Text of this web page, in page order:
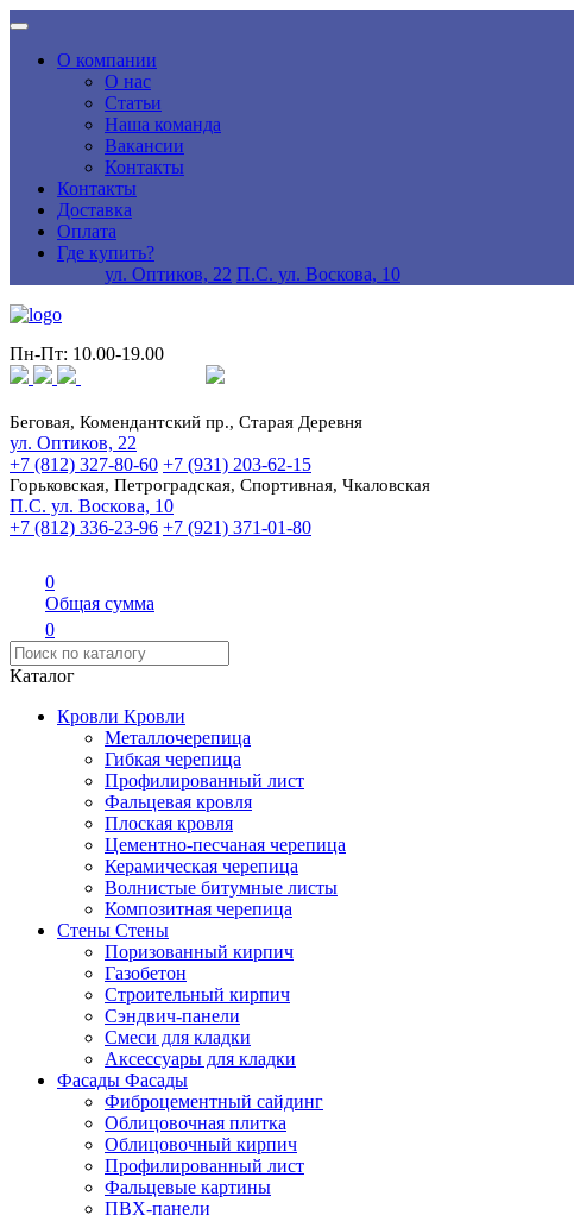
О компании
О нас
Статьи
Наша команда
Вакансии
Контакты
Контакты
Доставка
Оплата
Где купить?
ул. Оптиков, 22 П.С. ул. Воскова, 10
Пн-Пт: 10.00-19.00
Беговая, Комендантский пр., Старая Деревня
ул. Оптиков, 22
+7 (812) 327-80-60 +7 (931) 203-62-15
Горьковская, Петроградская, Спортивная, Чкаловская
П.С. ул. Воскова, 10
+7 (812) 336-23-96 +7 (921) 371-01-80
0
Общая сумма
0
Каталог
Кровли Кровли
Металлочерепица
Гибкая черепица
Профилированный лист
Фальцевая кровля
Плоская кровля
Цементно-песчаная черепица
Керамическая черепица
Волнистые битумные листы
Композитная черепица
Стены Стены
Поризованный кирпич
Газобетон
Строительный кирпич
Сэндвич-панели
Смеси для кладки
Аксессуары для кладки
Фасады Фасады
Фиброцементный сайдинг
Облицовочная плитка
Облицовочный кирпич
Профилированный лист
Фальцевые картины
ПВХ-панели